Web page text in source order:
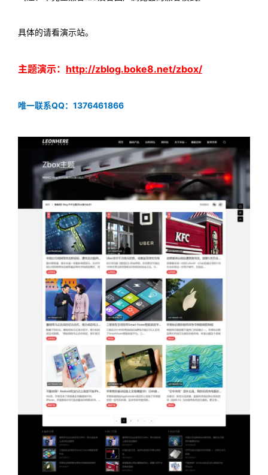
具体的请看演示站。
主题演示： http://zblog.boke8.net/zbox/
唯一联系QQ：1376461866